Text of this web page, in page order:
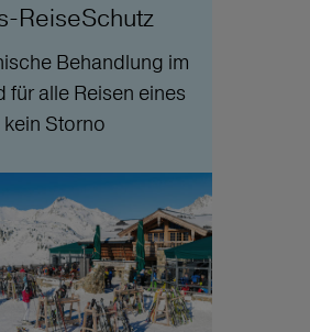
ReiseSchutz
Behandlung im
für alle Reisen eines
Storno